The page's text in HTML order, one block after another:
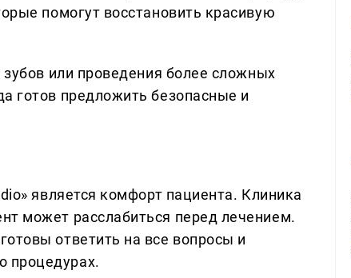
помогут восстановить красивую
или проведения более сложных
готов предложить безопасные и
является комфорт пациента. Клиника
может расслабиться перед лечением.
ответить на все вопросы и
процедурах.